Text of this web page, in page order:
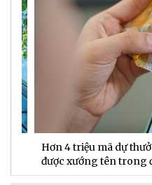
Hơn 4 triệu mã dự
được xướng tên trong